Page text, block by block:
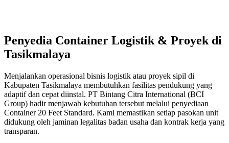
Penyedia Container Logistik & Proyek di
Tasikmalaya
Menjalankan operasional bisnis logistik atau proyek sipil di
Kabupaten Tasikmalaya membutuhkan fasilitas pendukung yang
adaptif dan cepat diinstal. PT Bintang Citra International (BCI
Group) hadir menjawab kebutuhan tersebut melalui penyediaan
Container 20 Feet Standard. Kami memastikan setiap pasokan unit
didukung oleh jaminan legalitas badan usaha dan kontrak kerja yang
transparan.